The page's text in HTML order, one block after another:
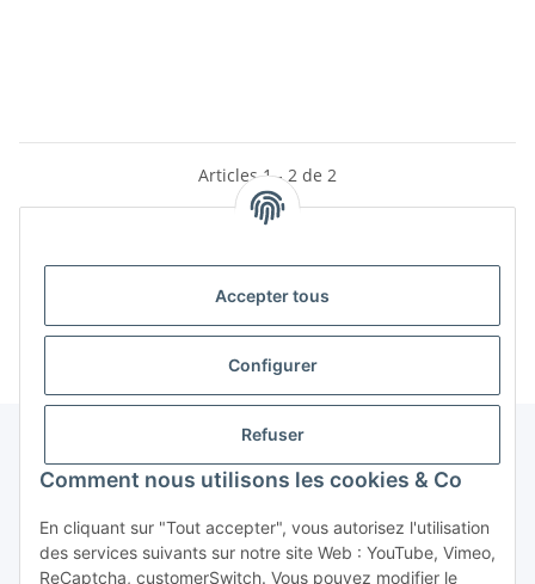
Accepter tous
Configurer
Refuser
Comment nous utilisons les cookies & Co
En cliquant sur "Tout accepter", vous autorisez l'utilisation
des services suivants sur notre site Web : YouTube, Vimeo,
ReCaptcha, customerSwitch. Vous pouvez modifier le
Articles 1 - 2 de 2